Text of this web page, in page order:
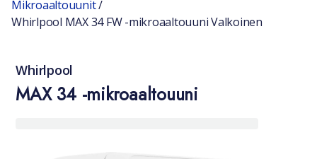
Mikroaaltouunit/
Whirlpool MAX 34 FW -mikroaaltouuni Valkoinen
Whirlpool
MAX 34 -mikroaaltouuni